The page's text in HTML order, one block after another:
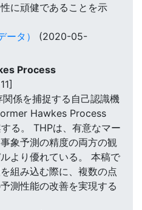
に頑健であることを示
タ）
(2020-05-
Process
係を捕捉する自己認識機
Hawkes Process
る。 THPは、有意なマー
象予測の精度の両方の観
より優れている。 本稿で
組み込む際に、複数の点
測性能の改善を実現する